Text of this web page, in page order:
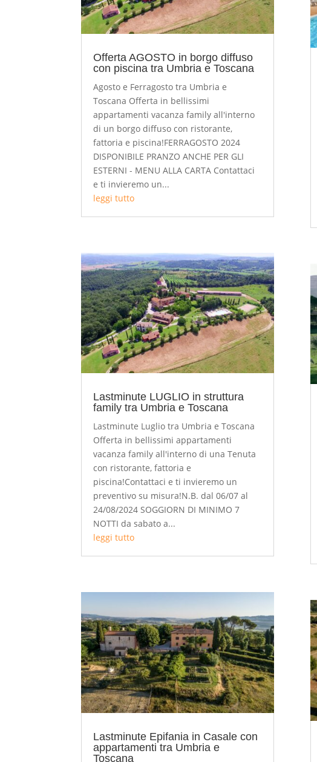
Offerta AGOSTO in borgo diffuso
con piscina tra Umbria e Toscana
Agosto e Ferragosto tra Umbria e
Toscana Offerta in bellissimi
appartamenti vacanza family all'interno
di un borgo diffuso con ristorante,
fattoria e piscina!FERRAGOSTO 2024
DISPONIBILE PRANZO ANCHE PER GLI
ESTERNI - MENU ALLA CARTA Contattaci
e ti invieremo un...
leggi tutto
Lastminute LUGLIO in struttura
family tra Umbria e Toscana
Lastminute Luglio tra Umbria e Toscana
Offerta in bellissimi appartamenti
vacanza family all'interno di una Tenuta
con ristorante, fattoria e
piscina!Contattaci e ti invieremo un
preventivo su misura!N.B. dal 06/07 al
24/08/2024 SOGGIORN DI MINIMO 7
NOTTI da sabato a...
leggi tutto
Lastminute Epifania in Casale con
appartamenti tra Umbria e
Toscana